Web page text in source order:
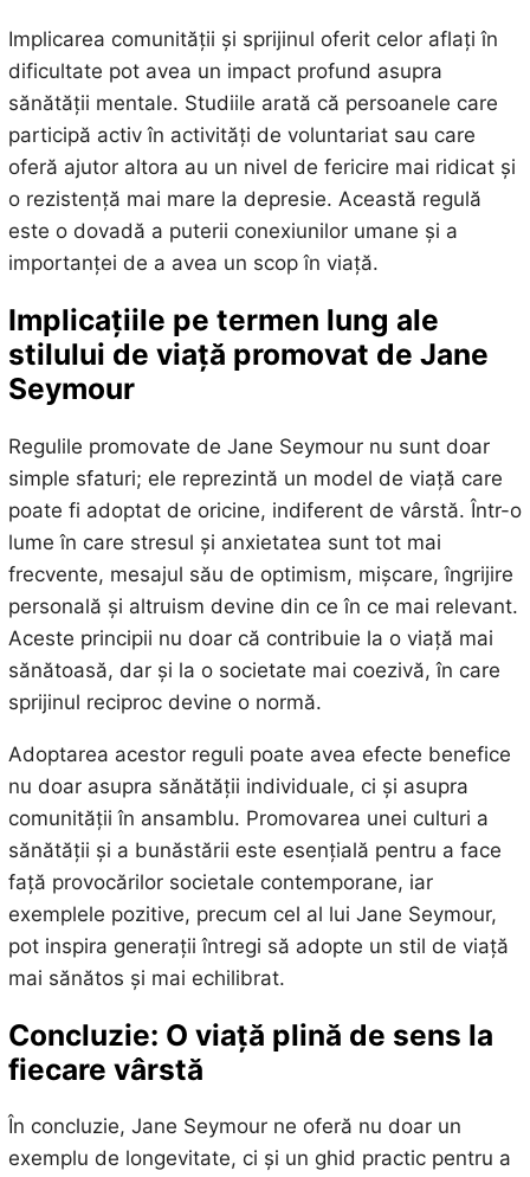
Implicarea comunității și sprijinul oferit celor aflați în
dificultate pot avea un impact profund asupra
sănătății mentale. Studiile arată că persoanele care
participă activ în activități de voluntariat sau care
oferă ajutor altora au un nivel de fericire mai ridicat și
o rezistență mai mare la depresie. Această regulă
este o dovadă a puterii conexiunilor umane și a
importanței de a avea un scop în viață.
Implicațiile pe termen lung ale
stilului de viață promovat de Jane
Seymour
Regulile promovate de Jane Seymour nu sunt doar
simple sfaturi; ele reprezintă un model de viață care
poate fi adoptat de oricine, indiferent de vârstă. Într-o
lume în care stresul și anxietatea sunt tot mai
frecvente, mesajul său de optimism, mișcare, îngrijire
personală și altruism devine din ce în ce mai relevant.
Aceste principii nu doar că contribuie la o viață mai
sănătoasă, dar și la o societate mai coezivă, în care
sprijinul reciproc devine o normă.
Adoptarea acestor reguli poate avea efecte benefice
nu doar asupra sănătății individuale, ci și asupra
comunității în ansamblu. Promovarea unei culturi a
sănătății și a bunăstării este esențială pentru a face
față provocărilor societale contemporane, iar
exemplele pozitive, precum cel al lui Jane Seymour,
pot inspira generații întregi să adopte un stil de viață
mai sănătos și mai echilibrat.
Concluzie: O viață plină de sens la
fiecare vârstă
În concluzie, Jane Seymour ne oferă nu doar un
exemplu de longevitate, ci și un ghid practic pentru a